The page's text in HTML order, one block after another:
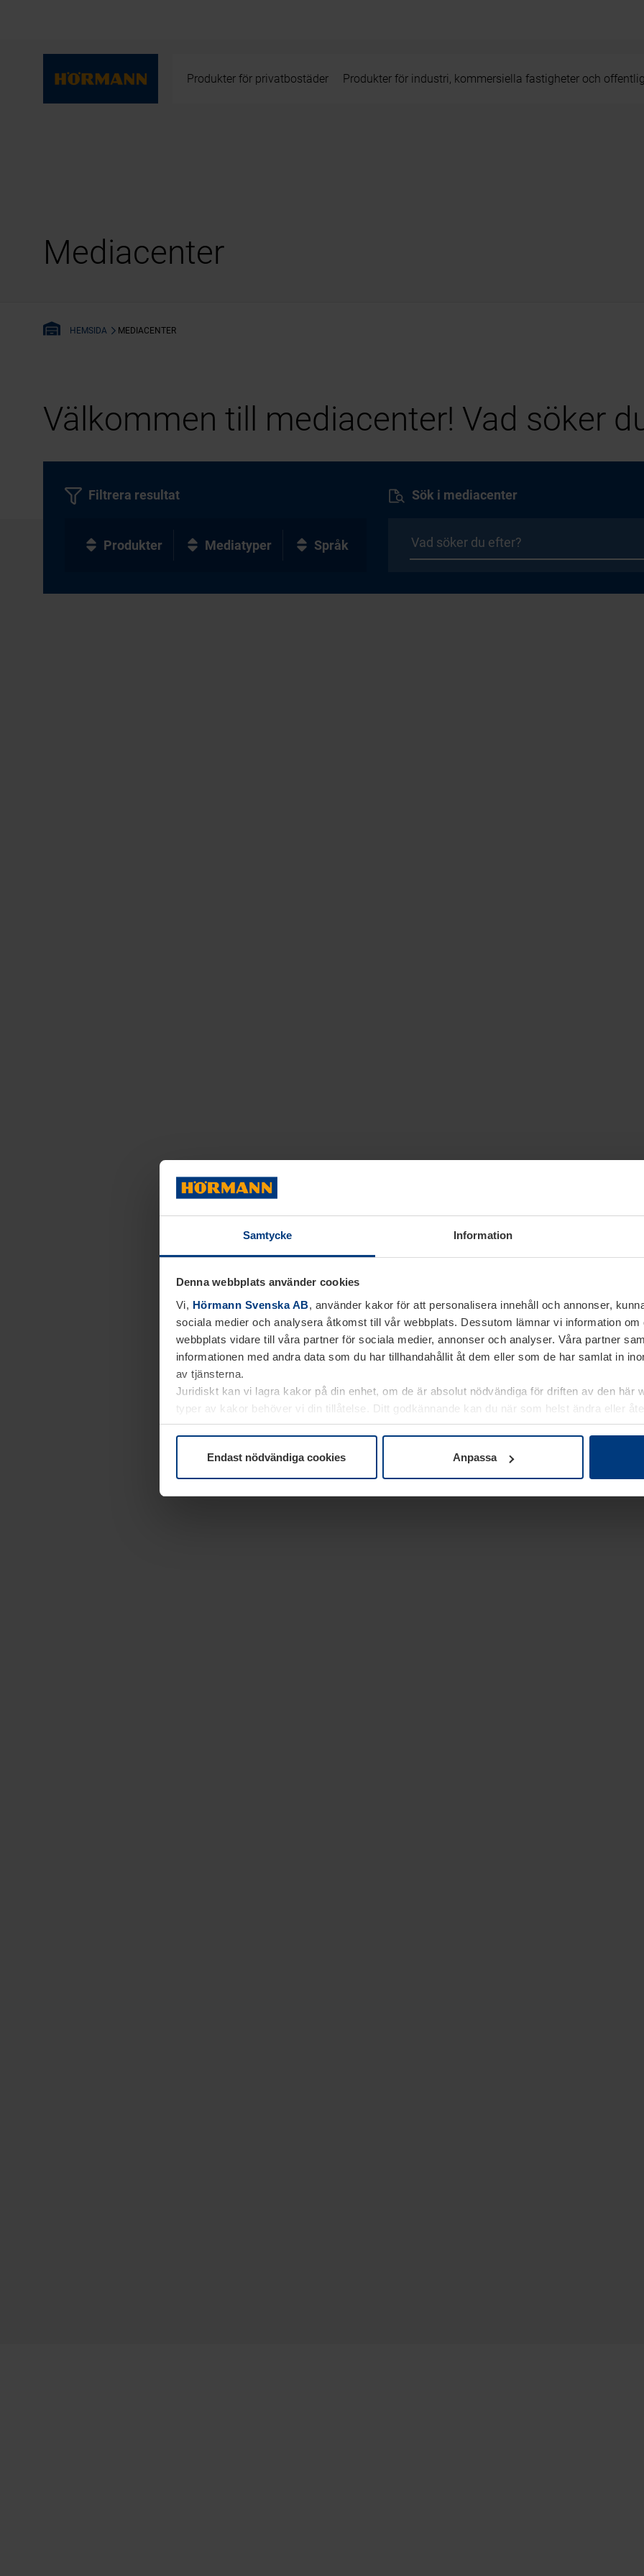
Samtycke Information
Denna webbplats använder cookies
Vi, Hörmann Svenska AB, använder kakor för att personalisera innehåll och annonser,
sociala medier och analysera åtkomst till vår webbplats. Dessutom lämnar vi information om
webbplats vidare till våra partner för sociala medier, annonser och analyser. Våra partner
informationen med andra data som du har tillhandahållit åt dem eller som de har samlat in
av tjänsterna.
Juridiskt kan vi lagra kakor på din enhet, om de är absolut nödvändiga för driften av den här
typer av kakor behöver vi din tillåtelse. Ditt godkännande kan du när som helst ändra eller
kakor underDataskyddsförklaringpå vår webbplats.
Endast nödvändiga cookies Anpassa
Produkter för privatbostäder Produkter för industri, kommersiella fastigheter och
Mediacenter
HEMSIDA MEDIACENTER
Välkommen till mediacenter! Vad söker
Sök i mediacenter
Filtrera resultat
Produkter Mediatyper Språk